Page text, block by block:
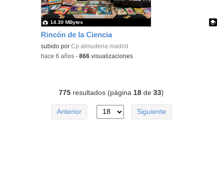
Rincón de la Ciencia
Contenido educativo.
subido porCp almudena madrid
14.30 MBytes
-hace 6 años -866 visualizaciones
775 resultados (página 18 de33)
Anterior Siguiente